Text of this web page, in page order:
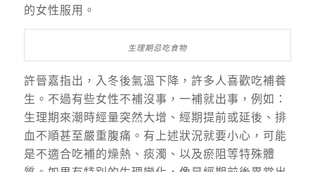
的女性服用。
生理期忌吃食物
許晉嘉指出，入冬後氣溫下降，許多人喜歡吃補養
生。不過有些女性不補沒事，一補就出事，例如：
生理期來潮時經量突然大增、經期提前或延後、排
血不順甚至嚴重腹痛。有上述狀況就要小心，可能
是不適合吃補的燥熱、痰濁、以及瘀阻等特殊體